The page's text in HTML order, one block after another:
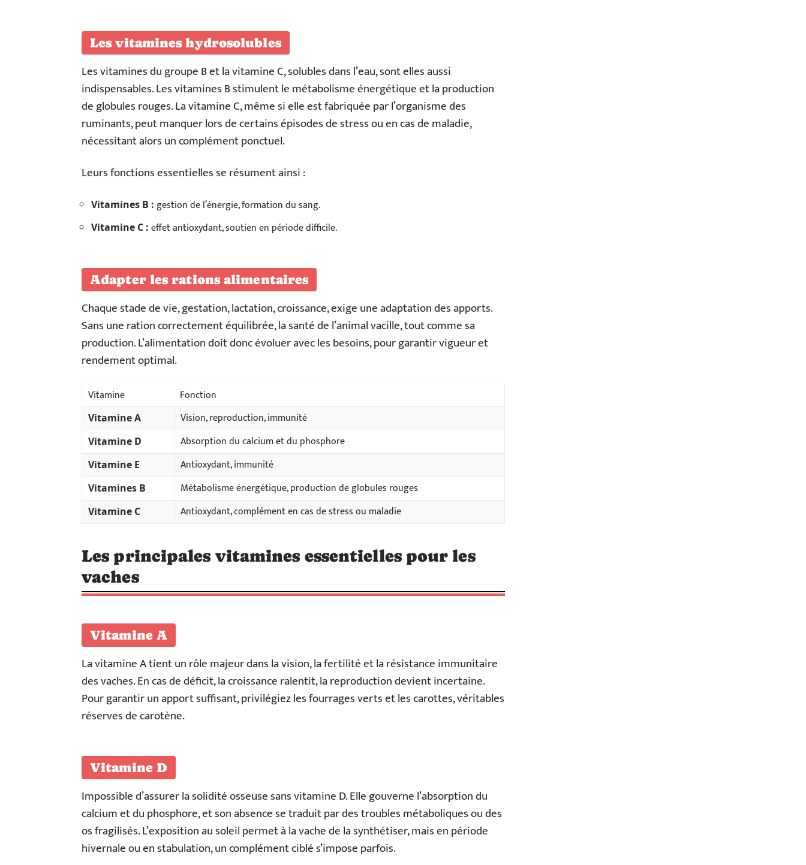
Les vitamines hydrosolubles
Les vitamines du groupe B et la vitamine C, solubles dans l’eau, sont elles aussi
indispensables. Les vitamines B stimulent le métabolisme énergétique et la production
de globules rouges. La vitamine C, même si elle est fabriquée par l’organisme des
ruminants, peut manquer lors de certains épisodes de stress ou en cas de maladie,
nécessitant alors un complément ponctuel.
Leurs fonctions essentielles se résument ainsi :
Vitamines B : gestion de l’énergie, formation du sang.
Vitamine C : effet antioxydant, soutien en période difficile.
Adapter les rations alimentaires
Chaque stade de vie, gestation, lactation, croissance, exige une adaptation des apports.
Sans une ration correctement équilibrée, la santé de l’animal vacille, tout comme sa
production. L’alimentation doit donc évoluer avec les besoins, pour garantir vigueur et
rendement optimal.
Vitamine Fonction
Vitamine A Vision, reproduction, immunité
Vitamine D Absorption du calcium et du phosphore
Vitamine E Antioxydant, immunité
Vitamines B Métabolisme énergétique, production de globules rouges
Vitamine C Antioxydant, complément en cas de stress ou maladie
Les principales vitamines essentielles pour les
vaches
Vitamine A
La vitamine A tient un rôle majeur dans la vision, la fertilité et la résistance immunitaire
des vaches. En cas de déficit, la croissance ralentit, la reproduction devient incertaine.
Pour garantir un apport suffisant, privilégiez les fourrages verts et les carottes, véritables
réserves de carotène.
Vitamine D
Impossible d’assurer la solidité osseuse sans vitamine D. Elle gouverne l’absorption du
calcium et du phosphore, et son absence se traduit par des troubles métaboliques ou des
os fragilisés. L’exposition au soleil permet à la vache de la synthétiser, mais en période
hivernale ou en stabulation, un complément ciblé s’impose parfois.